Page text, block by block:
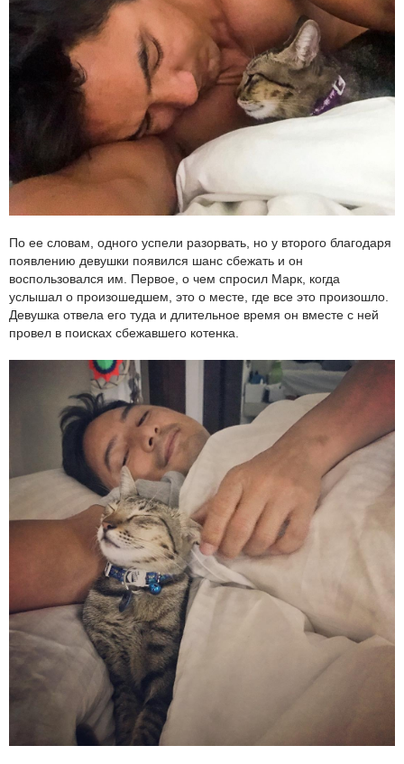
По ее словам, одного успели разорвать, но у второго благодаря
появлению девушки появился шанс сбежать и он
воспользовался им. Первое, о чем спросил Марк, когда
услышал о произошедшем, это о месте, где все это произошло.
Девушка отвела его туда и длительное время он вместе с ней
провел в поисках сбежавшего котенка.